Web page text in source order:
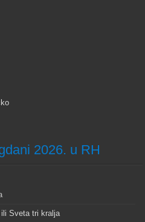
2026. u RH
Sveta tri kralja